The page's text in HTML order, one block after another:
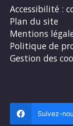
Accessibilité :
Plan du site
Mentions
Politique de
Gestion des
Suivez-